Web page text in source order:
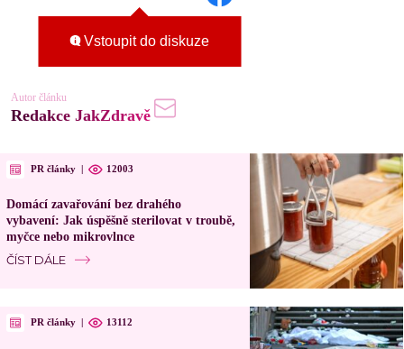
Vstoupit do diskuze
Autor článku
Redakce JakZdravě
PR články 12003
Domácí zavařování bez drahého
vybavení: Jak úspěšně sterilovat v troubě,
myčce nebo mikrovlnce
ČÍST DÁLE
PR články 13112